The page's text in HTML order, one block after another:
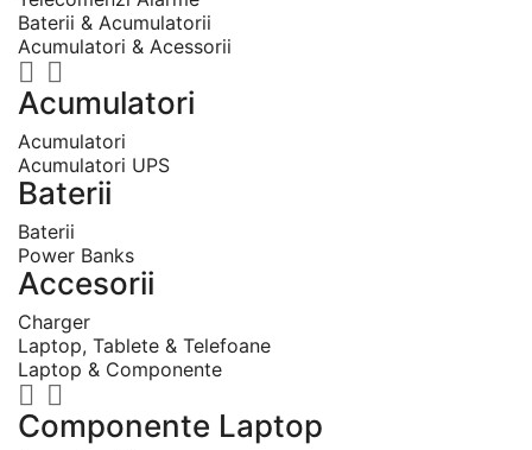
Baterii & Acumulatorii
Acumulatori & Acessorii
 
Acumulatori
Acumulatori
Acumulatori UPS
Baterii
Baterii
Power Banks
Accesorii
Charger
Laptop, Tablete & Telefoane
Laptop & Componente
 
Componente Laptop